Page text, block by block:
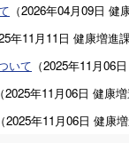
（2026年04月09日 健
年11月11日 健康増進
いて （2025年11月06日
（2025年11月06日 健康
（2025年11月06日 健康